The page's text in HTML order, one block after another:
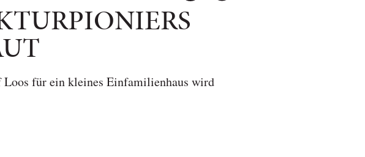
für ein kleines Einfamilienhaus wird